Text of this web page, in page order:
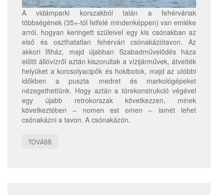
A vidámparki korszakból talán a fehérváriak
többségének (35+-tól felfelé mindenképpen) van emléke
arról, hogyan keringett szüleivel egy kis csónakban az
első és oszthatatlan fehérvári csónakázótavon. Az
akkori Ifiház, majd újabban Szabadművelődés háza
előtti állóvízről aztán kiszorultak a vízijárművek, átvették
helyüket a korcsolyacipők és hokibotok, majd az utóbbi
időkben a puszta medret és markológépeket
nézegethettünk. Hogy aztán a tórekonstrukció végével
egy újabb retrokorszak következzen, minek
következtében – nomen est omen – ismét lehet
csónakázni a tavon. A csónakázón.
TOVÁBB